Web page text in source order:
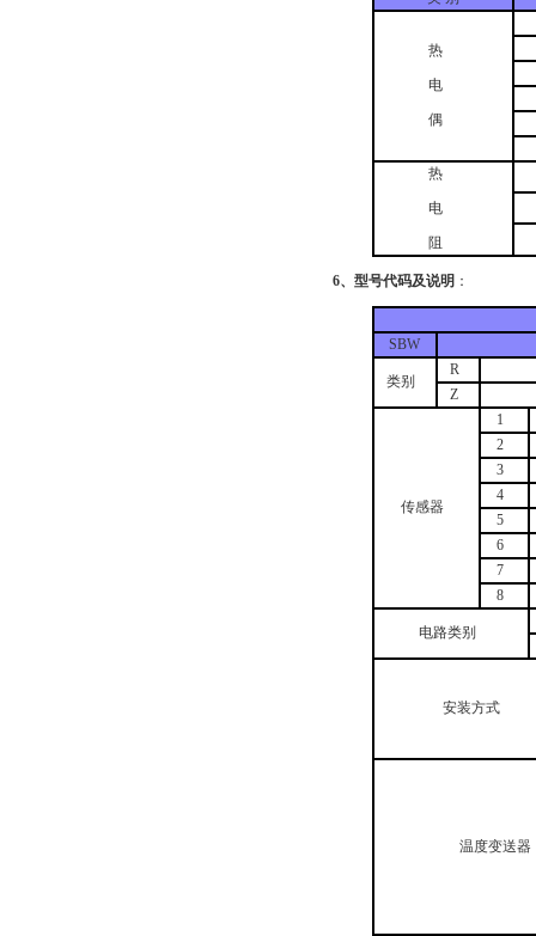
热
电
偶
热
电
阻
6、型号代码及说明 ：
SBW
类别
R
Z
传感器
1
2
3
4
5
6
7
8
电路类别
安装方式
温度变送